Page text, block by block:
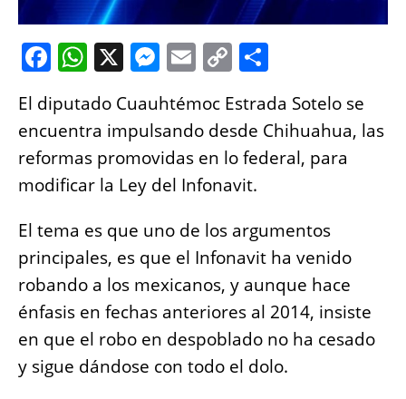
F
c
e
b
o
o
k
W
h
at
s
A
p
p
X M
e
ss
e
n
g
er
E
ai
l
C
p
y
Li
n
k
h
a
re
El diputado Cuauhtémoc Estrada Sotelo se
encuentra impulsando desde Chihuahua, las
reformas promovidas en lo federal, para
modificar la Ley del Infonavit.
El tema es que uno de los argumentos
principales, es que el Infonavit ha venido
robando a los mexicanos, y aunque hace
énfasis en fechas anteriores al 2014, insiste
en que el robo en despoblado no ha cesado
y sigue dándose con todo el dolo.